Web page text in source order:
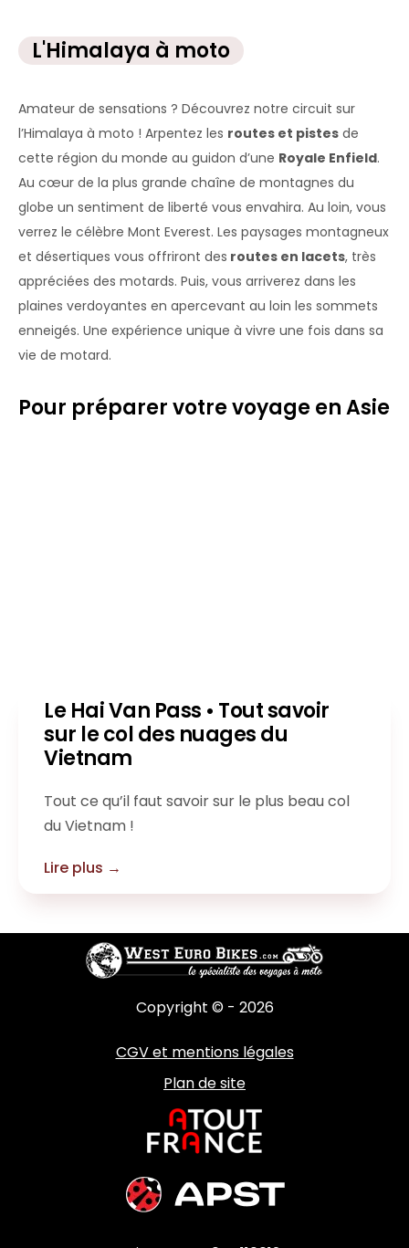
L'Himalaya à moto
Amateur de sensations ? Découvrez notre circuit sur
l’Himalaya à moto ! Arpentez les routes et pistes de
cette région du monde au guidon d’une Royale Enfield.
Au cœur de la plus grande chaîne de montagnes du
globe un sentiment de liberté vous envahira. Au loin, vous
verrez le célèbre Mont Everest. Les paysages montagneux
et désertiques vous offriront des routes en lacets, très
appréciées des motards. Puis, vous arriverez dans les
plaines verdoyantes en apercevant au loin les sommets
enneigés. Une expérience unique à vivre une fois dans sa
vie de motard.
Pour préparer votre voyage en Asie
Le Hai Van Pass • Tout savoir
sur le col des nuages du
Vietnam
Tout ce qu’il faut savoir sur le plus beau col
du Vietnam !
Lire plus →
Copyright © - 2026
CGV et mentions légales
Plan de site